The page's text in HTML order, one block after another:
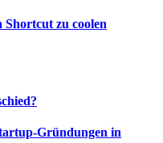
Shortcut zu coolen
Gründungen in